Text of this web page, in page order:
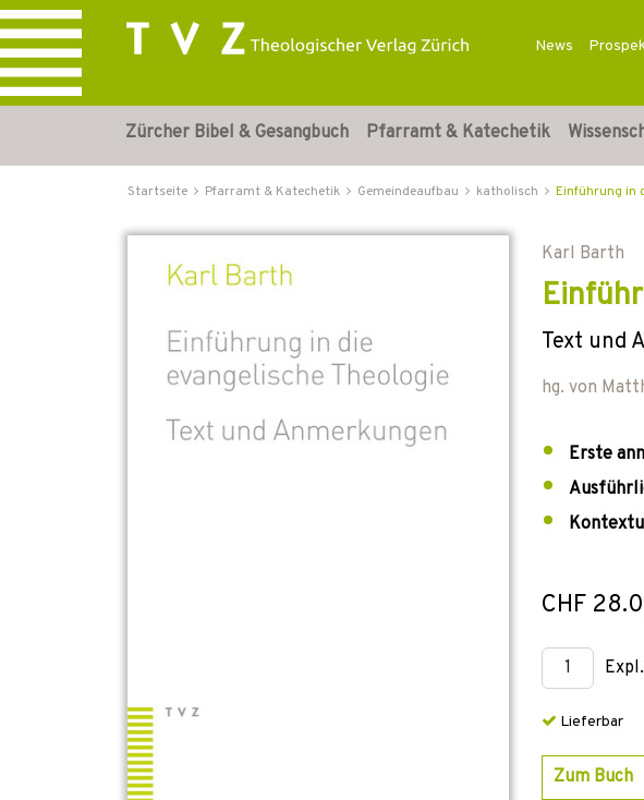
News
Zürcher Bibel & Gesangbuch Pfarramt & Katechetik
Startseite Pfarramt & Katechetik Gemeindeaufbau katholisch Einführung in
Karl Barth
Text und
hg. von
Erste
CHF
Expl.
Lieferbar
Zum Buch